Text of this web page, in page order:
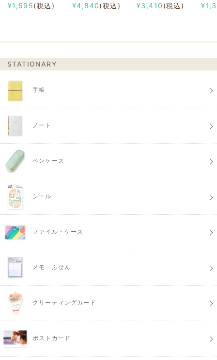
¥1,595(税込)
¥4,840(税込)
¥3,410 (税込)
STATIONARY
手帳
ノート
ペンケース
シール
ファイル・ケース
メモ・ふせん
グリーティングカード
ポストカード